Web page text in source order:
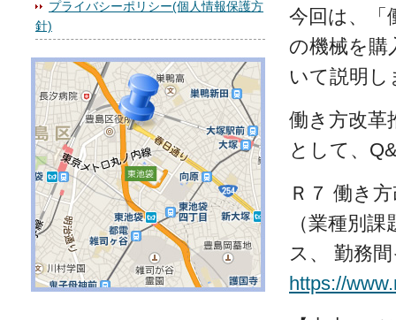
今回は、「
の機械を購
いて説明し
働き方改革
として、
Ｒ７ 働き
（業種別
ス、 勤務
https://
プライバシーポリシー(個人情報保護方
針)